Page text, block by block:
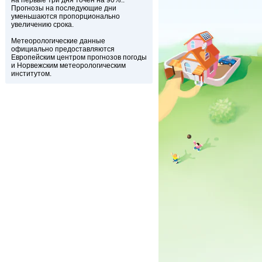
Прогнозы на последующие дни
уменьшаются пропорционально
увеличению срока.
Метеорологические данные
официально предоставляются
Европейским центром прогнозов погоды
и Норвежским метеорологическим
институтом.